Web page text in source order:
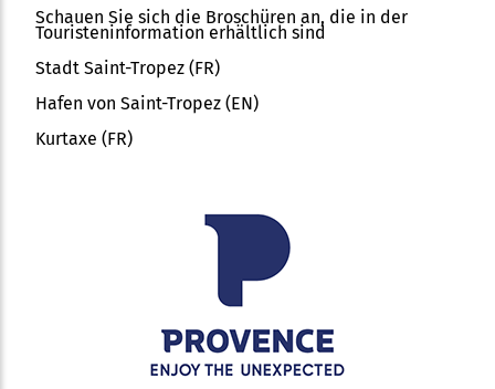
Schauen Sie sich die Broschüren an, die in der
Touristeninformation erhältlich sind
Stadt Saint-Tropez (FR)
Hafen von Saint-Tropez (EN)
Kurtaxe (FR)